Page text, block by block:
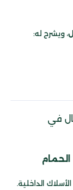
، ويشرح له:
في
الداخلية.